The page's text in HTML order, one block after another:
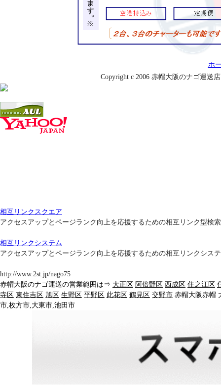
ホ
Copyright c 2006 赤帽大阪のナゴ運送
相互リンクスクエア
アクセスアップとページランク向上を応援するための相互リンク型検
相互リンクシステム
アクセスアップとページランク向上を応援するための相互リンクシス
http://www.2st.jp/nago75
赤帽大阪のナゴ運送の営業範囲は⇒ 大正区 阿倍野区 西成区 住之江区
寺区 東住吉区 旭区 生野区 平野区 此花区 鶴見区 交野市 赤帽大阪赤帽
市,枚方市,大東市,池田市